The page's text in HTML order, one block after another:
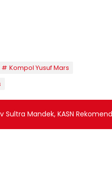
Kompol Yusuf Mars
Sultra Mandek, KASN